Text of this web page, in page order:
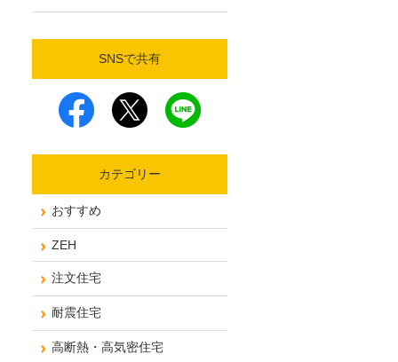
SNSで共有
カテゴリー
おすすめ
ZEH
注文住宅
耐震住宅
高断熱・高気密住宅